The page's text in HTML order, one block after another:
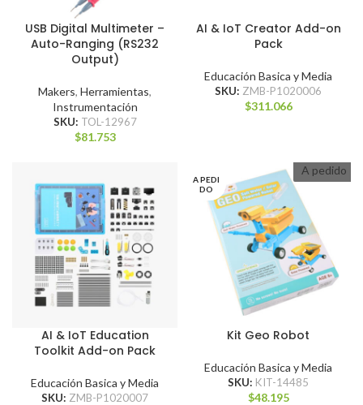
USB Digital Multimeter –
Auto-Ranging (RS232
Output)
Makers, Herramientas,
Instrumentación
SKU: TOL-12967
$81.753
AI & IoT Creator Add-on
Pack
Educación Basica y Media
SKU: ZMB-P1020006
$311.066
AI & IoT Education
Toolkit Add-on Pack
Educación Basica y Media
SKU: ZMB-P1020007
A PEDI
DO
A pedido
Kit Geo Robot
Educación Basica y Media
SKU: KIT-14485
$48.195